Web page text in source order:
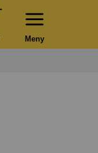
Meny